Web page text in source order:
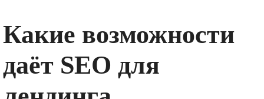
Какие возможности
даёт SEO для